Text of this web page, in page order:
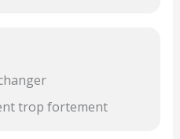
trop fortement